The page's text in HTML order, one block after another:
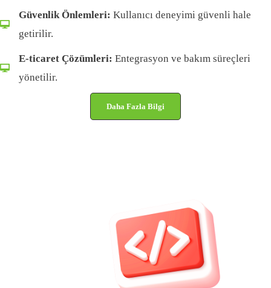
Güvenlik Önlemleri: Kullanıcı deneyimi güvenli hale
getirilir.
E-ticaret Çözümleri: Entegrasyon ve bakım süreçleri
yönetilir.
Daha Fazla Bilgi